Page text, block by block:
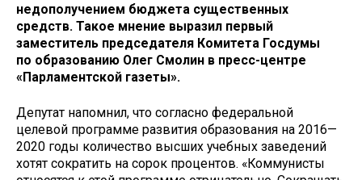
недополучением бюджета существенных
средств. Такое мнение выразил первый
заместитель председателя Комитета Госдумы
по образованию Олег Смолин в пресс-центре
«Парламентской газеты».
Депутат напомнил, что согласно федеральной
целевой программе развития образования на 2016—
2020 годы количество высших учебных заведений
хотят сократить на сорок процентов. «Коммунисты